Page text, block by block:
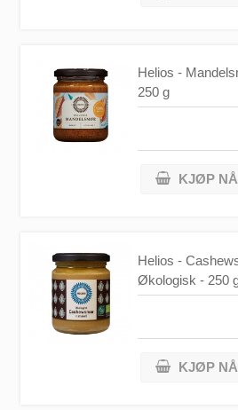
Helios -
250 g
KJØP NÅ
Helios -
Økologisk - 250
KJØP NÅ